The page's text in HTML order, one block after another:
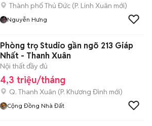
Thành phố Thủ Đức (P. Linh Xuân mới)
Nguyễn Hưng
Phòng trọ Studio gần ngõ 213 Giáp
Nhất - Thanh Xuân
Nội thất đầy đủ
4,3 triệu/tháng
Q. Thanh Xuân (P. Khương Đình mới)
Cộng Đồng Nhà Đất